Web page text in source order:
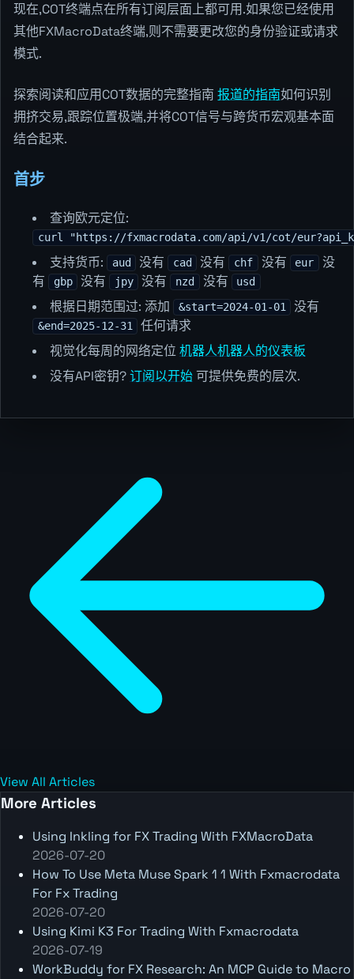
现在,COT终端点在所有订阅层面上都可用.如果您已经使用
其他FXMacroData终端,则不需要更改您的身份验证或请求
模式.
探索阅读和应用COT数据的完整指南 报道的指南如何识别
拥挤交易,跟踪位置极端,并将COT信号与跨货币宏观基本面
结合起来.
首步
查询欧元定位:
curl "https://fxmacrodata.com/api/v1/cot/
支持货币: aud 没有 cad 没有 chf 没有 eur
没
有
gbp 没有 jpy 没有 nzd 没有 usd
根据日期范围过: 添加 &start=2024-01-01 没有
&end=2025-12-31
任何请求
视觉化每周的网络定位机器人机器人的仪表板
没有API密钥?订阅以开始 可提供免费的层次.
View All Articles
More Articles
Using Inkling for FX Trading With FXMacroData
2026-07-20
How To Use Meta Muse Spark 1 1 With Fxmacrodata
For Fx Trading
2026-07-20
Using Kimi K3 For Trading With Fxmacrodata
2026-07-19
WorkBuddy for FX Research: An MCP Guide to Macro